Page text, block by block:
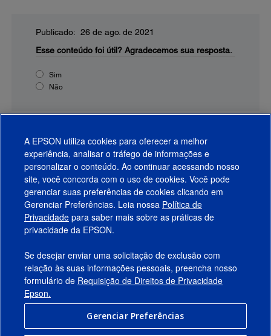
Publicado: 26 de ago. de 2021
Esse conteúdo foi útil? Agradecemos sua resposta.
Sim
Não
Produtos
Suporte
Links Sugeridos
Empresa
Conecte-se com a Epson
A EPSON utiliza cookies para oferecer a melhor
experiência, analisar o tráfego de informações e
personalizar o conteúdo. Ao continuar acessando nosso
site, você concorda com o uso de cookies. Você pode
gerenciar suas preferências de cookies clicando em
Gerenciar Preferências. Leia nossa Política de
Privacidade para saber mais sobre as práticas de
privacidade da EPSON.
Se desejar enviar uma solicitação de exclusão com
relação às suas informações pessoais, preencha nosso
formulário de Requisição de Direitos de Privacidade
Epson.
Gerenciar Preferências